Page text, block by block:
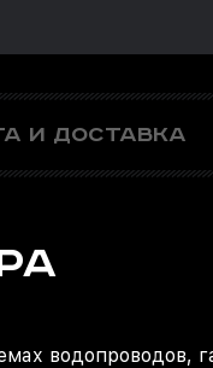
И ДОСТАВКА
водопроводов,